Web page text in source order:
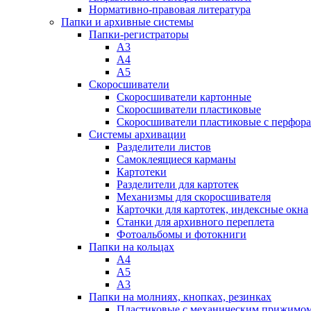
Нормативно-правовая литература
Папки и архивные системы
Папки-регистраторы
А3
А4
А5
Скоросшиватели
Скоросшиватели картонные
Скоросшиватели пластиковые
Скоросшиватели пластиковые с
Системы архивации
Разделители листов
Самоклеящиеся карманы
Картотеки
Разделители для картотек
Механизмы для скоросшивателя
Карточки для картотек, индексные окна
Станки для архивного переплета
Фотоальбомы и фотокниги
Папки на кольцах
А4
А5
А3
Папки на молниях, кнопках, резинках